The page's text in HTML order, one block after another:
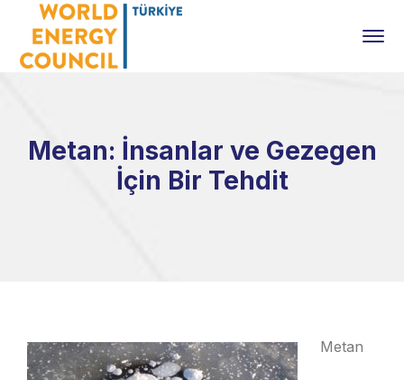
Metan: İnsanlar ve Gezegen
İçin Bir Tehdit
Metan